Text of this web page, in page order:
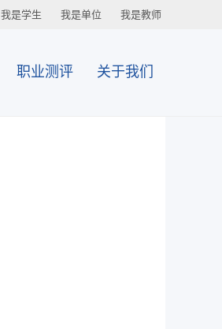
我是学生 我是单位 我是教师
职业测评 关于我们